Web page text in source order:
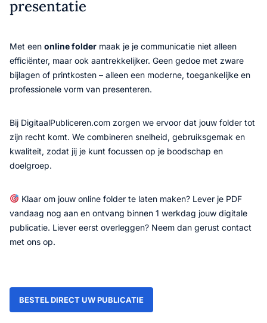
presentatie
Met een online folder maak je je communicatie niet alleen
efficiënter, maar ook aantrekkelijker. Geen gedoe met zware
bijlagen of printkosten – alleen een moderne, toegankelijke en
professionele vorm van presenteren.
Bij DigitaalPubliceren.com zorgen we ervoor dat jouw folder tot
zijn recht komt. We combineren snelheid, gebruiksgemak en
kwaliteit, zodat jij je kunt focussen op je boodschap en
doelgroep.
Klaar om jouw online folder te laten maken? Lever je PDF
vandaag nog aan en ontvang binnen 1 werkdag jouw digitale
publicatie. Liever eerst overleggen? Neem dan gerust contact
met ons op.
BESTEL DIRECT UW PUBLICATIE